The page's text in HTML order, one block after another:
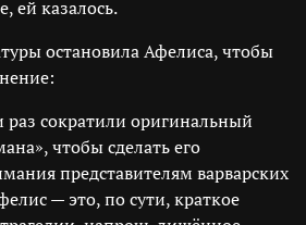
ей казалось.
остановила Афелиса, чтобы
сократили оригинальный
чтобы сделать его
представителям варварских
— это, по сути, краткое